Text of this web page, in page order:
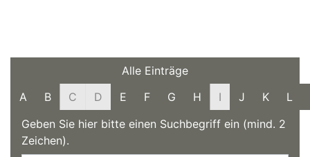
Filter und SucheAlle Einträge
A
B C D E F G H I J K
L
Geben Sie hier bitte einen Suchbegriff ein (mind. 2
Zeichen).